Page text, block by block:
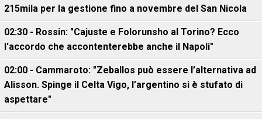
215mila per la gestione fino a novembre del San Nicola
02:30 - Rossin: "Cajuste e Folorunsho al Torino? Ecco
l'accordo che accontenterebbe anche il Napoli"
02:00 - Cammaroto: "Zeballos può essere l’alternativa ad
Alisson. Spinge il Celta Vigo, l’argentino si è stufato di
aspettare"